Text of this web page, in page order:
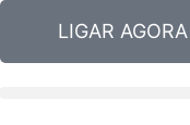
LIGAR AGORA